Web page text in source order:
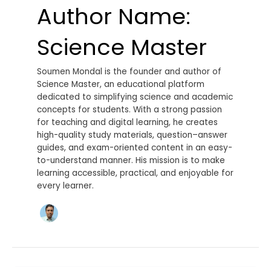
Author Name:
Science Master
Soumen Mondal is the founder and author of
Science Master, an educational platform
dedicated to simplifying science and academic
concepts for students. With a strong passion
for teaching and digital learning, he creates
high-quality study materials, question–answer
guides, and exam-oriented content in an easy-
to-understand manner. His mission is to make
learning accessible, practical, and enjoyable for
every learner.